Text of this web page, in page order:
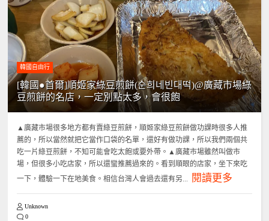
韓國自由行
[韓國●首爾]順姬家綠豆煎餅(순희네빈대떡)@廣藏市場綠
豆煎餅的名店，一定別點太多，會很飽
▲廣藏市場很多地方都有賣綠豆煎餅，順姬家綠豆煎餅做功課時很多人推
薦的，所以當然就把它當作口袋的名單，還好有做功課，所以我們兩個共
吃一片綠豆煎餅，不知可能會吃太飽或要外帶。▲廣藏市場雖然叫做市
場，但很多小吃店家，所以還蠻推薦過來的。看到順眼的店家，坐下來吃
一下，體驗一下在地美食。相信台灣人會過去還有另...
閱讀更多
Unknown
0